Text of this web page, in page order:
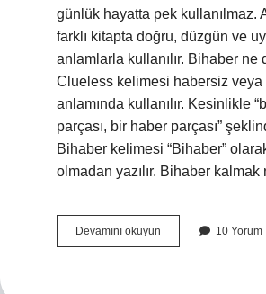
günlük hayatta pek kullanılmaz.
farklı kitapta doğru, düzgün ve
anlamlarla kullanılır. Bihaber ne
Clueless kelimesi habersiz veya
anlamında kullanılır. Kesinlikle
parçası, bir haber parçası”
Bihaber kelimesi “Bihaber”
olmadan yazılır. Bihaber
Devamını okuyun Bihabersin
Ne
10 Yorum